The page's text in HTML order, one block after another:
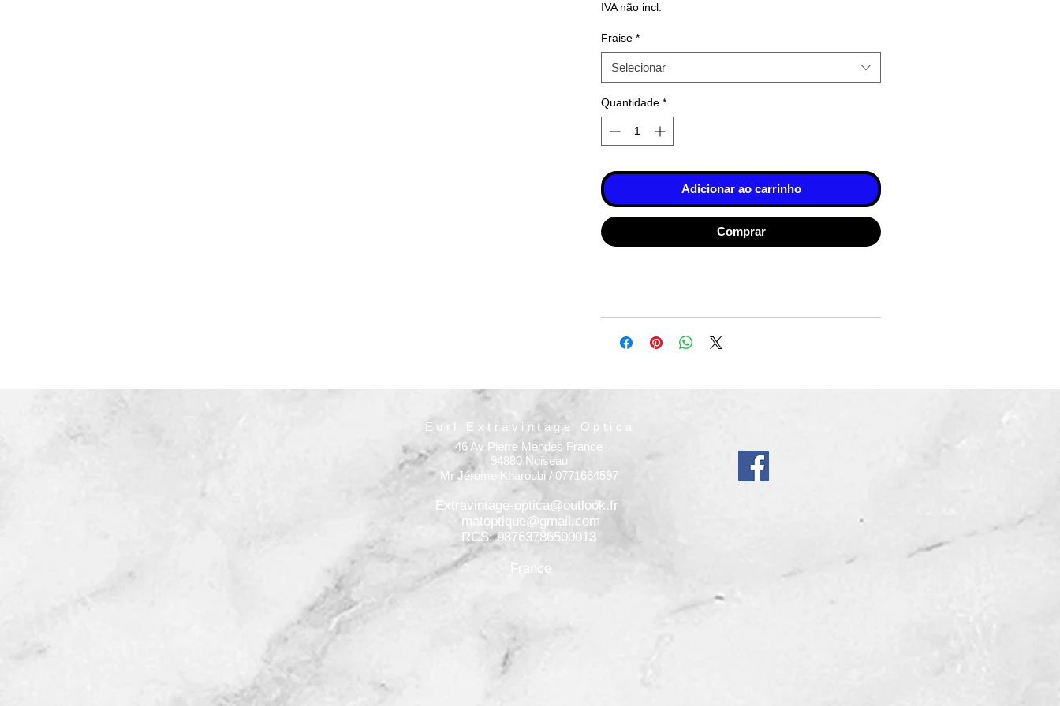
IVA não incl.
Fraise *
Selecionar
Quantidade *
Adicionar ao carrinho
Comprar
Eurl Extravintage Optica
46 Av Pierre Mendes France
94880 Noiseau
Mr Jérome Kharoubi / 0771664597
Extravintage-optica@outlook.fr
matoptique@gmail.com
RCS: 98763786500013
France